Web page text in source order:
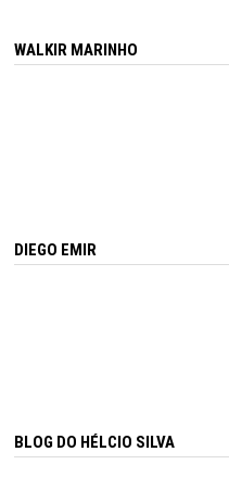
WALKIR MARINHO
DIEGO EMIR
BLOG DO HÉLCIO SILVA